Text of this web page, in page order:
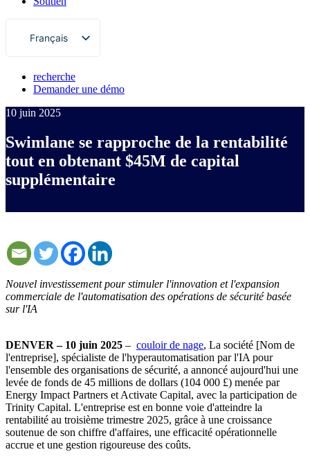
Français
English
Deutsch
日本語
Português
Español
recherche
Demander une démo
10 juin 2025
Swimlane se rapproche de la rentabilité
tout en obtenant $45M de capital
supplémentaire
Nouvel investissement pour stimuler l'innovation et l'expansion
commerciale de l'automatisation des opérations de sécurité basée
sur l'IA
DENVER – 10 juin 2025 – couloir de nage, La société [Nom de
l'entreprise], spécialiste de l'hyperautomatisation par l'IA pour
l'ensemble des organisations de sécurité, a annoncé aujourd'hui une
levée de fonds de 45 millions de dollars (104 000 £) menée par
Energy Impact Partners et Activate Capital, avec la participation de
Trinity Capital. L'entreprise est en bonne voie d'atteindre la
rentabilité au troisième trimestre 2025, grâce à une croissance
soutenue de son chiffre d'affaires, une efficacité opérationnelle
accrue et une gestion rigoureuse des coûts.